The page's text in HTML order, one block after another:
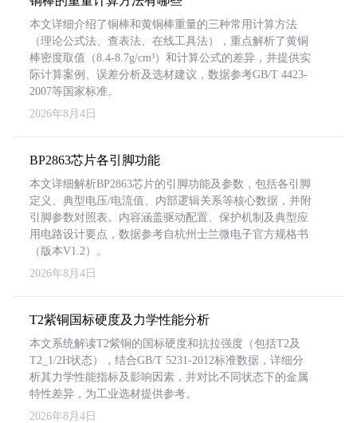
本文详细介绍了铜棒和黄铜棒重量的三种常用计算方法
（理论公式法、查表法、在线工具法），重点解析了黄铜
棒密度取值（8.4-8.7g/cm³）和计算公式的差异，并提供实
际计算案例、误差分析及选材建议，数据参考GB/T 4423-
2007等国家标准。
2026年8月4日
BP2863芯片各引脚功能
本文详细解析BP2863芯片的引脚功能及参数，包括各引脚
定义、典型电压/电流值、内部逻辑关系等核心数据，并附
引脚参数对照表。内容涵盖驱动配置、保护机制及典型应
用电路设计要点，数据参考自杭州士兰微电子官方规格书
（版本V1.2）。
2026年8月4日
T2紫铜国标硬度及力学性能分析
本文系统解读T2紫铜的国标硬度和抗拉强度（包括T2及
T2_1/2H状态），结合GB/T 5231-2012标准数据，详细分
析其力学性能指标及影响因素，并对比不同状态下的金属
特性差异，为工业选材提供参考。
2026年8月4日